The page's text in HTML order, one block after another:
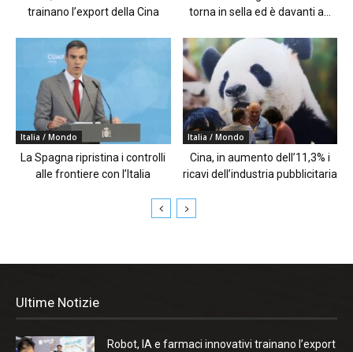
trainano l’export della Cina
torna in sella ed è davanti a...
Italia / Mondo
La Spagna ripristina i controlli
alle frontiere con l’Italia
Italia / Mondo
Cina, in aumento dell’11,3% i
ricavi dell’industria pubblicitaria
Ultime Notizie
Robot, IA e farmaci innovativi trainano l’export